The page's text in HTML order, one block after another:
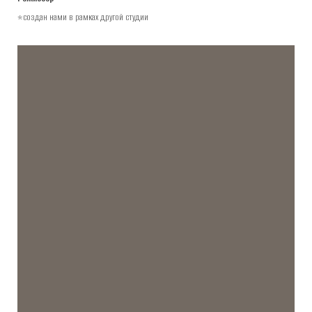
*создан нами в рамках другой студии